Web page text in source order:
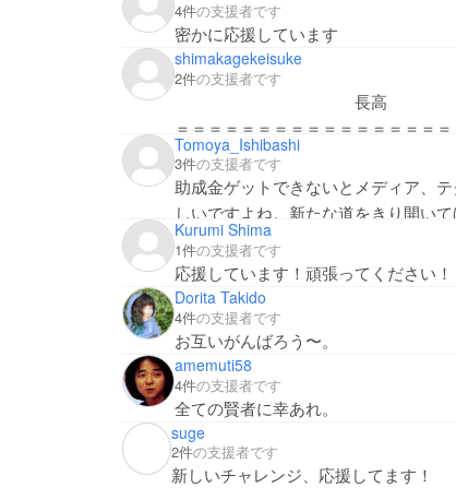
4件の支援者です
密かに応援しています
shimakagekeisuke
2件の支援者です
長高
＝＝＝＝＝＝＝＝＝＝＝＝＝＝＝＝
大手
Tomoya_Ishibashi
3件の支援者です
助成金ゲットできないとメディア、
しいですよね。新たな道をきり開いて
Kurumi Shima
1件の支援者です
応援しています！頑張ってください！
Dorita Takido
4件の支援者です
お互いがんばろう〜。
amemuti58
4件の支援者です
全ての賢者に幸あれ。
suge
2件の支援者です
新しいチャレンジ、応援してます！